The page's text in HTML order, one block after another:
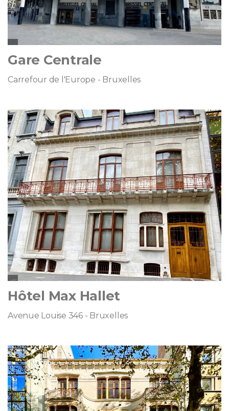
Gare Centrale
Carrefour de l'Europe - Bruxelles
Hôtel Max Hallet
Avenue Louise 346 - Bruxelles